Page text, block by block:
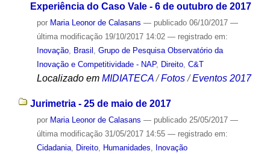
Experiência do Caso Vale - 6 de outubro de 2017
por Maria Leonor de Calasans — publicado06/10/2017 —
última modificação19/10/2017 14:02 — registrado em:
Inovação, Brasil Grupo de Pesquisa Observatório da
Inovação e Competitividade - NAP, Direito, C&T
Localizado em MIDIATECA /Fotos /Eventos 2017
Jurimetria - 25 de maio de 2017
por Maria Leonor de Calasans — publicado25/05/2017 —
última modificação31/05/2017 14:55 — registrado em:
Cidadania, Direito, Humanidades, Inovação